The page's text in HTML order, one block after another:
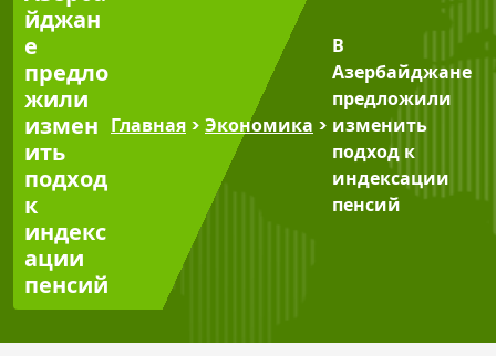
йджан
е
предло
жили
измен
ить
подход
к
индекс
ации
пенсий
Главная > Экономика >
В
Азербайджане
предложили
изменить
подход к
индексации
пенсий